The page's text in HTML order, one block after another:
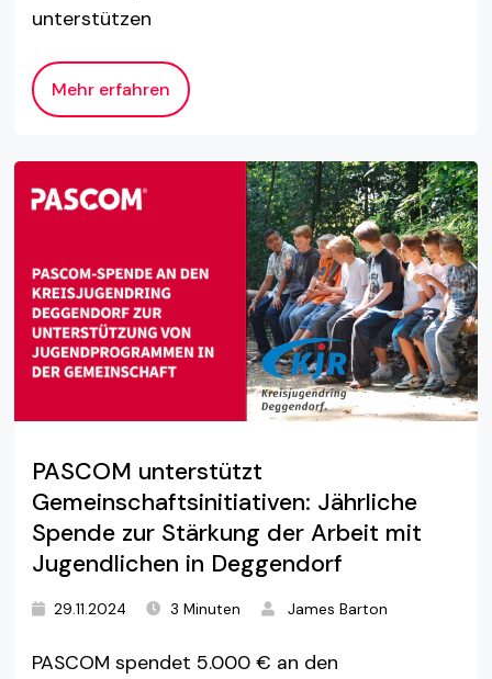
unterstützen
Mehr erfahren
PASCOM unterstützt
Gemeinschaftsinitiativen: Jährliche
Spende zur Stärkung der Arbeit mit
Jugendlichen in Deggendorf
29.11.2024 3 Minuten James Barton
PASCOM spendet 5.000 € an den